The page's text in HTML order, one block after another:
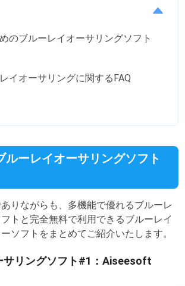
のブルーレイオーサリングソフト
イオーサリングに関するFAQ
ルーレイオーサリングソフト
りながらも、多機能で優れるブルーレ
トと完全無料で利用できるブルーレイ
ソフトをまとめてご紹介いたします。
サリングソフト#1：Aiseesoft